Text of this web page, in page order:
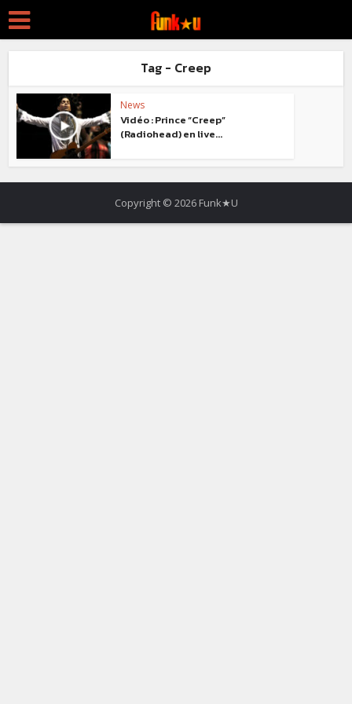
Tag - Creep
News
Vidéo : Prince “Creep”
(Radiohead) en live...
Copyright © 2026 Funk★U